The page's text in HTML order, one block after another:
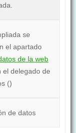
se
el apartado
de la web
el delegado de
()
de datos